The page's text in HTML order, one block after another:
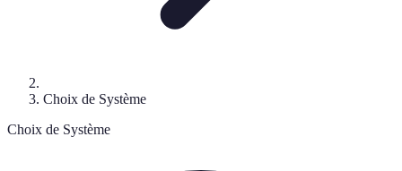
Choix de Système
Choix de Système